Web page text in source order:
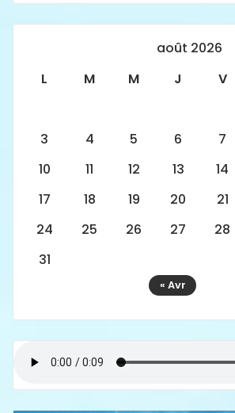
août 2026
L
M M J V
3
4 5 6 7
10
11 12 13 14
17
18 19 20 21
24
25 26 27 28
31
« Avr